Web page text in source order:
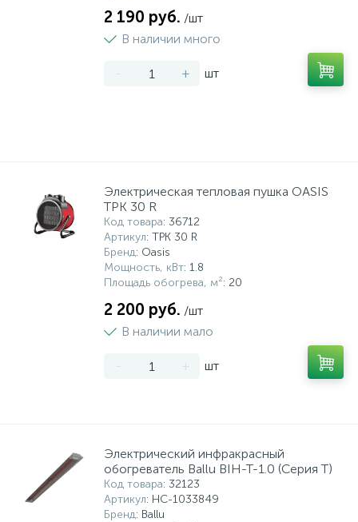
2 190 руб. /шт
В наличии много
- + шт
Электрическая тепловая пушка OASIS
ТРК 30 R
Код товара: 36712
Артикул: ТРК 30 R
Бренд: Oasis
Мощность, кВт: 1.8
Площадь обогрева, м²: 20
2 200 руб. /шт
В наличии мало
- + шт
Электрический инфракрасный
обогреватель Ballu BIH-T-1.0 (Серия T)
Код товара: 32123
Артикул: НС-1033849
Бренд: Ballu